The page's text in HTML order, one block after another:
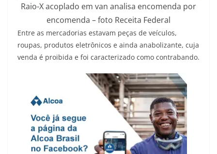
Raio-X acoplado em van analisa encomenda por
encomenda – foto Receita Federal
Entre as mercadorias estavam peças de veículos,
roupas, produtos eletrônicos e ainda anabolizante, cuja
venda é proibida e foi caracterizado como contrabando.